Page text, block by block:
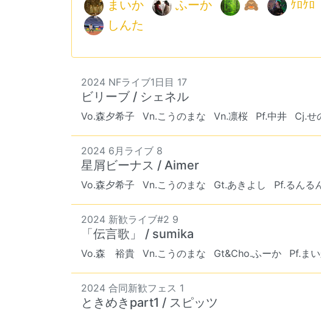
まいか ふーか 🙈 ｹﾛｹﾛ
しんた
2024 NFライブ1日目 17
ビリーブ / シェネル
Vo.森夕希子 Vn.こうのまな Vn.凛桜 Pf.中井 Cj.せ
2024 6月ライブ 8
星屑ビーナス / Aimer
Vo.森夕希子 Vn.こうのまな Gt.あきよし Pf.るんる
2024 新歓ライブ#2 9
「伝言歌」 / sumika
Vo.森 裕貴 Vn.こうのまな Gt&Cho.ふーか Pf.ま
2024 合同新歓フェス 1
ときめきpart1 / スピッツ